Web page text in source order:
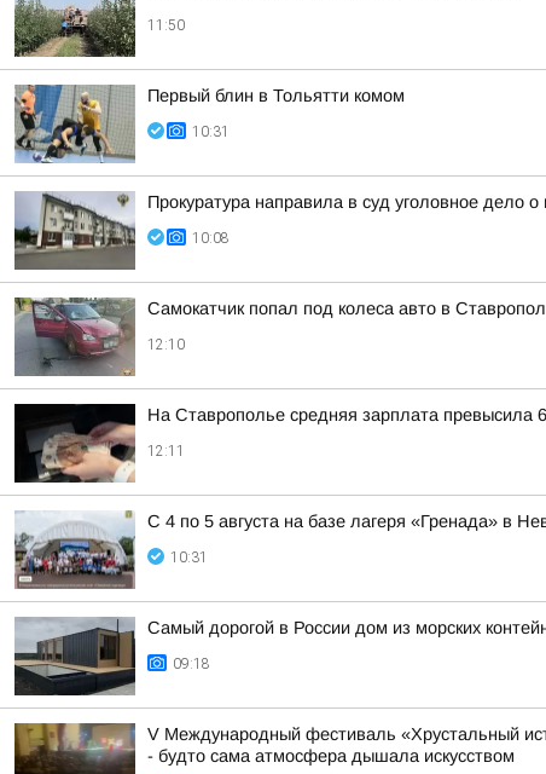
11:50
Первый блин в Тольятти комом
10:31
Прокуратура направила в суд уголовное дело
10:08
Самокатчик попал под колеса авто в
12:10
На Ставрополье средняя зарплата превысила
12:11
С 4 по 5 августа на базе лагеря «Гренада» в
10:31
Самый дорогой в России дом из морских
09:18
V Международный фестиваль «Хрустальный
- будто сама атмосфера дышала искусством